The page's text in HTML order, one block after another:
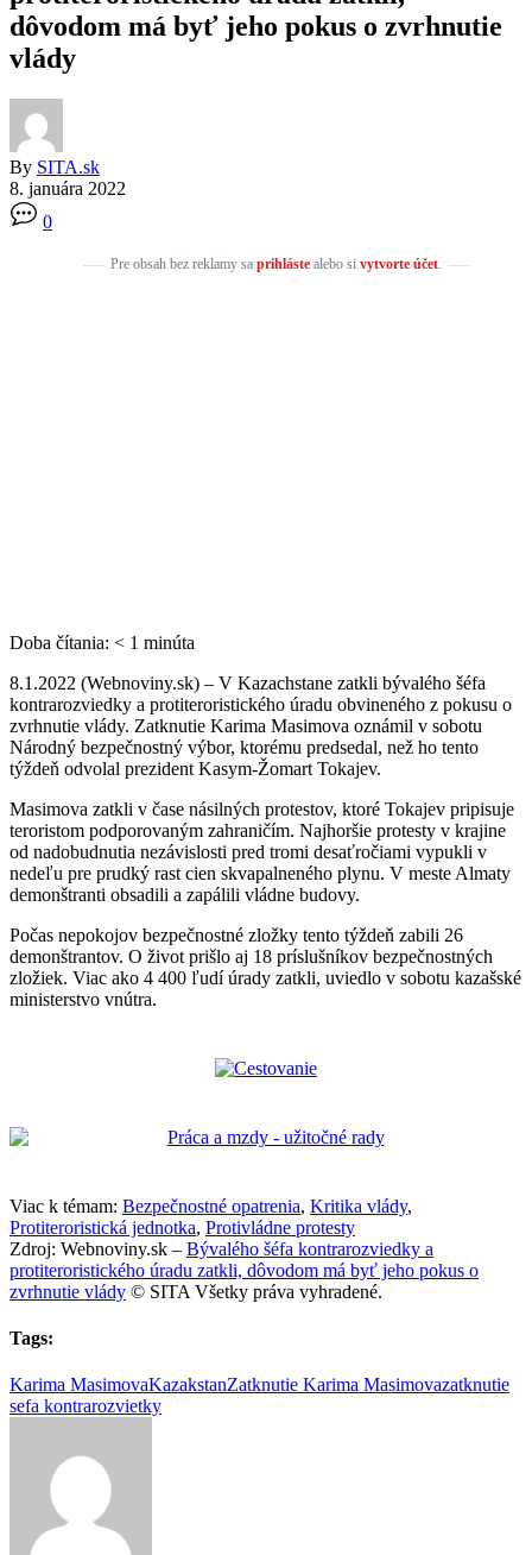
dôvodom má byť jeho pokus o zvrhnutie
vlády
By SITA.sk
8. januára 2022
0
Pre obsah bez reklamy sa prihlástealebo si vytvorte účet.
Doba čítania: < 1 minúta
8.1.2022 (Webnoviny.sk) – V Kazachstane zatkli bývalého šéfa
kontrarozviedky a protiteroristického úradu obvineného z pokusu o
zvrhnutie vlády. Zatknutie Karima Masimova oznámil v sobotu
Národný bezpečnostný výbor, ktorému predsedal, než ho tento
týždeň odvolal prezident Kasym-Žomart Tokajev.
Masimova zatkli v čase násilných protestov, ktoré Tokajev pripisuje
teroristom podporovaným zahraničím. Najhoršie protesty v krajine
od nadobudnutia nezávislosti pred tromi desaťročiami vypukli v
nedeľu pre prudký rast cien skvapalneného plynu. V meste Almaty
demonštranti obsadili a zapálili vládne budovy.
Počas nepokojov bezpečnostné zložky tento týždeň zabili 26
demonštrantov. O život prišlo aj 18 príslušníkov bezpečnostných
zložiek. Viac ako 4 400 ľudí úrady zatkli, uviedlo v sobotu kazašské
ministerstvo vnútra.
Viac k témam: Bezpečnostné opatrenia, Kritika vlády,
Protiteroristická jednotka, Protivládne protesty
Zdroj: Webnoviny.sk – Bývalého šéfa kontrarozviedky a
protiteroristického úradu zatkli, dôvodom má byť jeho pokus o
zvrhnutie vlády © SITA Všetky práva vyhradené.
Tags:
Karima MasimovaKazakstanZatknutie Karima Masimovazatknutie
sefa kontrarozvietky